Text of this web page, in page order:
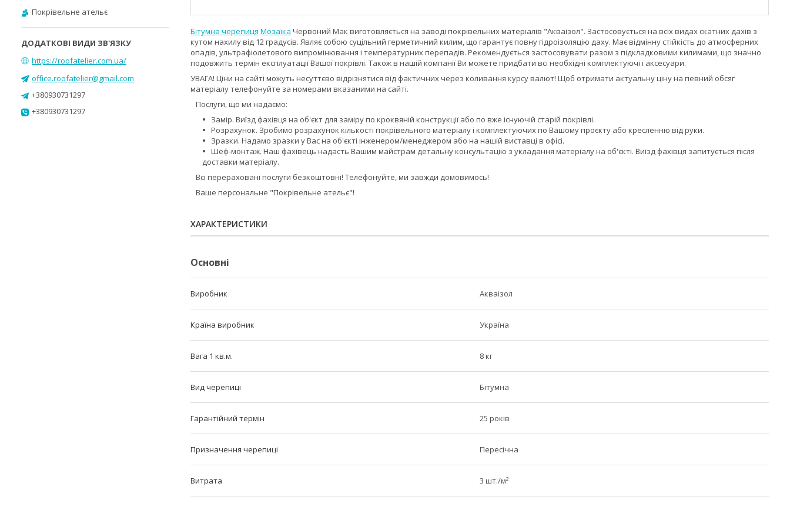
Бітумна черепиця Мозаїка Червоний Мак виготовляється на заводі покрівельних матеріалів "Акваізол". Застосовується на всіх видах скатних дахів з
кутом нахилу від 12 градусів. Являє собою суцільний герметичний килим, що гарантує повну гідроізоляцію даху. Має відмінну стійкість до атмосферних
опадів, ультрафіолетового випромінювання і температурних перепадів. Рекомендується застосовувати разом з підкладковими килимами, що значно
подовжить термін експлуатації Вашої покрівлі. Також в нашій компанії Ви можете придбати всі необхідні комплектуючі і аксесуари.
УВАГА! Ціни на сайті можуть несуттєво відрізнятися від фактичних через коливання курсу валют! Щоб отримати актуальну ціну на певний обсяг
матеріалу телефонуйте за номерами вказаними на сайті.
Послуги, що ми надаємо:
Замір. Виїзд фахівця на об'єкт для заміру по кроквяній конструкції або по вже існуючій старій покрівлі.
Розрахунок. Зробимо розрахунок кількості покрівельного матеріалу і комплектуючих по Вашому проєкту або кресленню від руки.
Зразки. Надамо зразки у Вас на об'єкті інженером/менеджером або на нашій виставці в офісі.
Шеф-монтаж. Наш фахівець надасть Вашим майстрам детальну консультацію з укладання матеріалу на об'єкті. Виїзд фахівця запитується після
доставки матеріалу.
Всі перераховані послуги безкоштовні! Телефонуйте, ми завжди домовимось!
Ваше персональне "Покрівельне ательє"!
ХАРАКТЕРИСТИКИ
Основні
Виробник Акваізол
Країна виробник Україна
Вага 1 кв.м. 8 кг
Вид черепиці Бітумна
Гарантійний термін 25 років
Призначення черепиці Пересічна
Витрата 3 шт./м²
Покрівельне ательє
https://roofatelier.com.ua/
office.roofatelier@gmail.com
+380930731297
+380930731297